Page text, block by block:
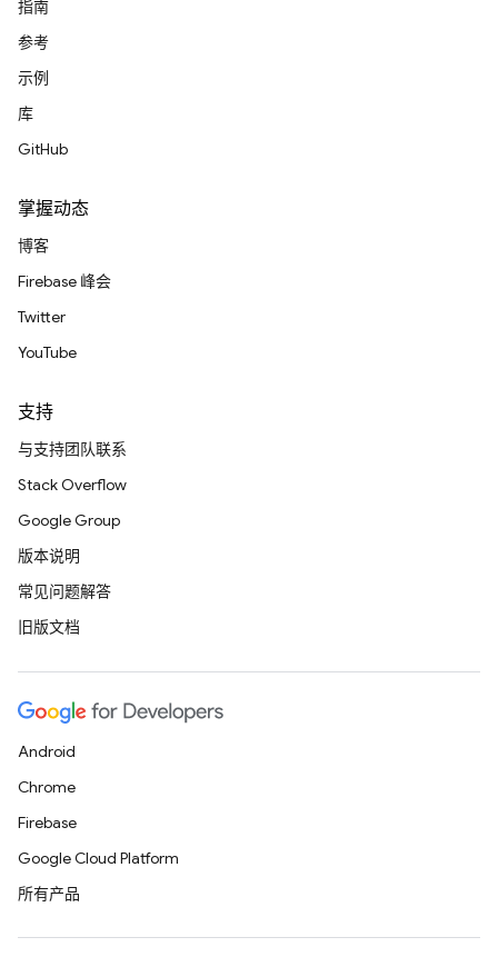
指南
参考
示例
库
GitHub
掌握动态
博客
Firebase 峰会
Twitter
YouTube
支持
与支持团队联系
Stack Overflow
Google Group
版本说明
常见问题解答
旧版文档
Android
Chrome
Firebase
Google Cloud Platform
所有产品